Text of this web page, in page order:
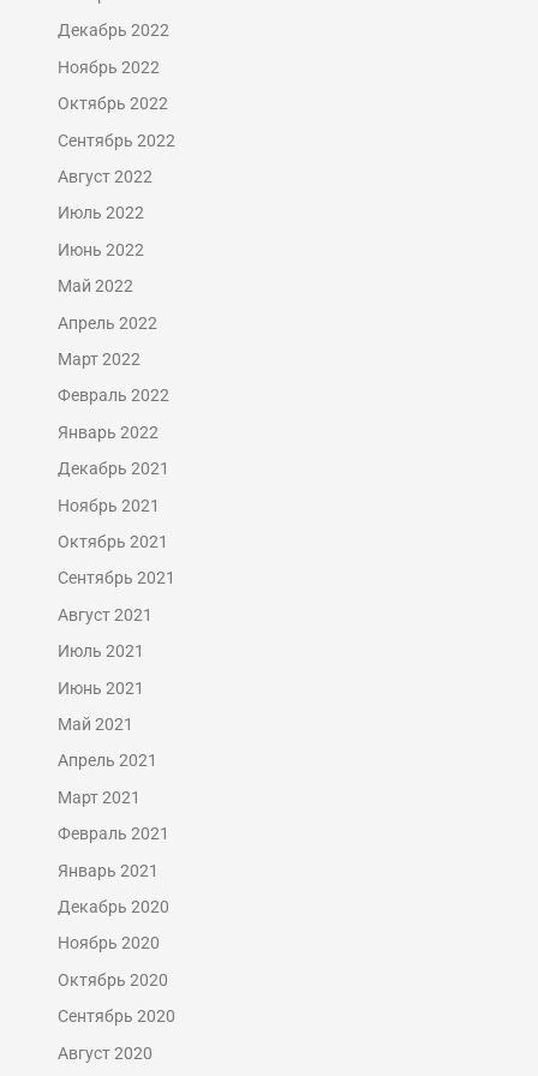
Декабрь 2022
Ноябрь 2022
Октябрь 2022
Сентябрь 2022
Август 2022
Июль 2022
Июнь 2022
Май 2022
Апрель 2022
Март 2022
Февраль 2022
Январь 2022
Декабрь 2021
Ноябрь 2021
Октябрь 2021
Сентябрь 2021
Август 2021
Июль 2021
Июнь 2021
Май 2021
Апрель 2021
Март 2021
Февраль 2021
Январь 2021
Декабрь 2020
Ноябрь 2020
Октябрь 2020
Сентябрь 2020
Август 2020